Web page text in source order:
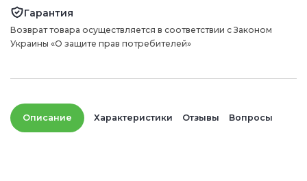
Гарантия
Возврат товара осуществляется в соответствии с Законом
Украины «О защите прав потребителей»
Описание Характеристики Отзывы Вопросы